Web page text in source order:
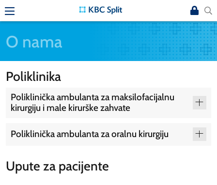
O nama
Poliklinika
Poliklinička ambulanta za maksilofacijalnu
kirurgiju i male kirurške zahvate
Poliklinička ambulanta za oralnu kirurgiju
Upute za pacijente